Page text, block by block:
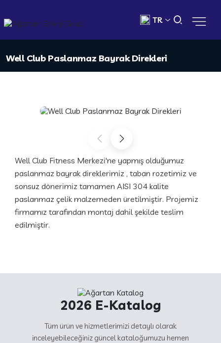
TR
Well Club Paslanmaz Bayrak Direkleri
Well Club Fitness Merkezi'ne yapmış olduğumuz
paslanmaz bayrak direklerimiz , taban rozetimiz ve
sonsuz dönerimiz tamamen AISI 304 kalite
paslanmaz çelik malzemeden üretilmiştir. Projemiz
firmamız tarafından montaj dahil şekilde teslim
edilmiştir.
2026 E-Katalog
Tüm ürün ve hizmetlerimizi detaylı olarak
inceleyebileceğiniz güncel kataloğumuzu hemen